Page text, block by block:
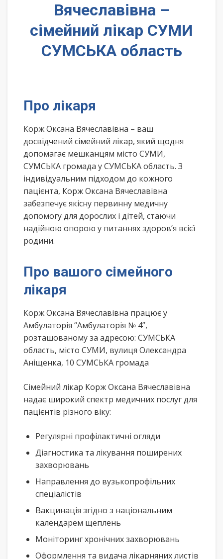
Вячеславівна –
сімейний лікар СУМИ
СУМСЬКА область
Про лікаря
Корж Оксана Вячеславівна – ваш
досвідчений сімейний лікар, який щодня
допомагає мешканцям місто СУМИ,
СУМСЬКА громада у СУМСЬКА область. З
індивідуальним підходом до кожного
пацієнта, Корж Оксана Вячеславівна
забезпечує якісну первинну медичну
допомогу для дорослих і дітей, стаючи
надійною опорою у питаннях здоров’я всієї
родини.
Про вашого сімейного
лікаря
Корж Оксана Вячеславівна працює у
Амбулаторія “Амбулаторія № 4”,
розташованому за адресою: СУМСЬКА
область, місто СУМИ, вулиця Олександра
Аніщенка, 10 СУМСЬКА громада
Сімейний лікар Корж Оксана Вячеславівна
надає широкий спектр медичних послуг для
пацієнтів різного віку:
Регулярні профілактичні огляди
Діагностика та лікування поширених
захворювань
Направлення до вузькопрофільних
спеціалістів
Вакцинація згідно з національним
календарем щеплень
Моніторинг хронічних захворювань
Оформлення та видача лікарняних листів